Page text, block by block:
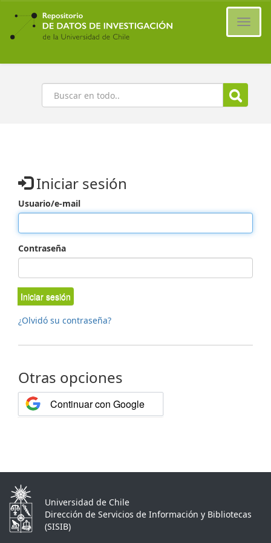
Ir
contenido
principal
Buscar
Iniciar sesión
Usuario/e-mail
Contraseña
Iniciar sesión
¿Olvidó su contraseña?
Otras opciones
Continuar con Google
Universidad de Chile
Dirección de Servicios de Información y Bibliotecas
(SISIB)